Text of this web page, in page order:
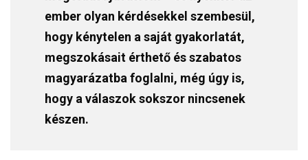
ember olyan kérdésekkel szembesül,
hogy kénytelen a saját gyakorlatát,
megszokásait érthető és szabatos
magyarázatba foglalni, még úgy is,
hogy a válaszok sokszor nincsenek
készen.